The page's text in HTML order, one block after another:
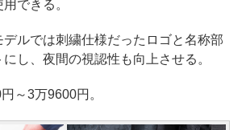
できる。
ルでは刺繍仕様だったロゴと名称部
し、夜間の視認性も向上させる。
～3万9600円。